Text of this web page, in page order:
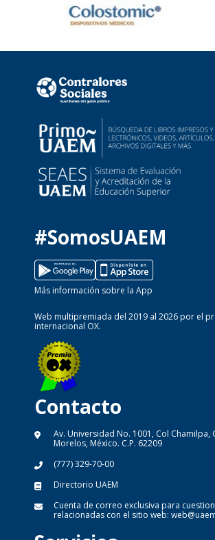
#SomosUAEM
Más información sobre la App
Web multipremiada del 2019 al 2026 por el
internacional OX.
Contacto
Av. Universidad No. 1001, Col Chamilpa,
Morelos, México. C.P. 62209
(777) 329-70-00
Directorio UAEM
Cuenta de correo exclusiva para
relacionadas con el sitio web: